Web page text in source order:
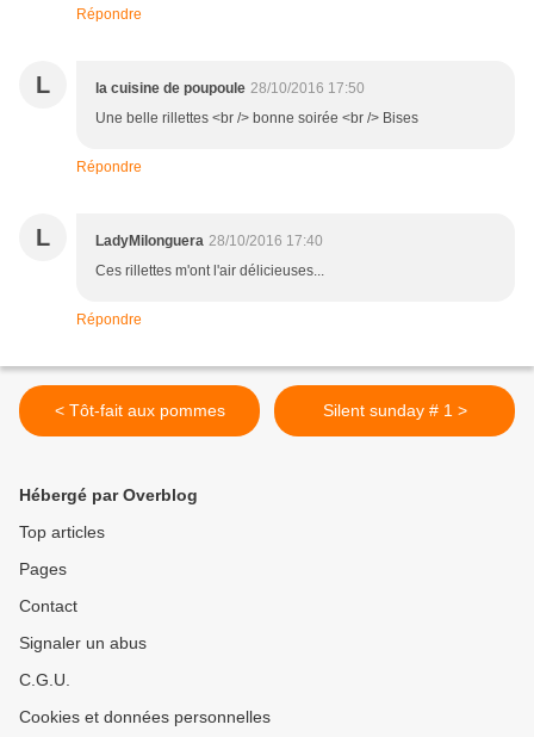
Répondre
L la cuisine de poupoule 28/10/2016 17:50
Une belle rillettes <br /> bonne soirée <br /> Bises
Répondre
L LadyMilonguera 28/10/2016 17:40
Ces rillettes m'ont l'air délicieuses...
Répondre
< Tôt-fait aux pommes Silent sunday # 1 >
Hébergé par Overblog
Top articles
Pages
Contact
Signaler un abus
C.G.U.
Cookies et données personnelles